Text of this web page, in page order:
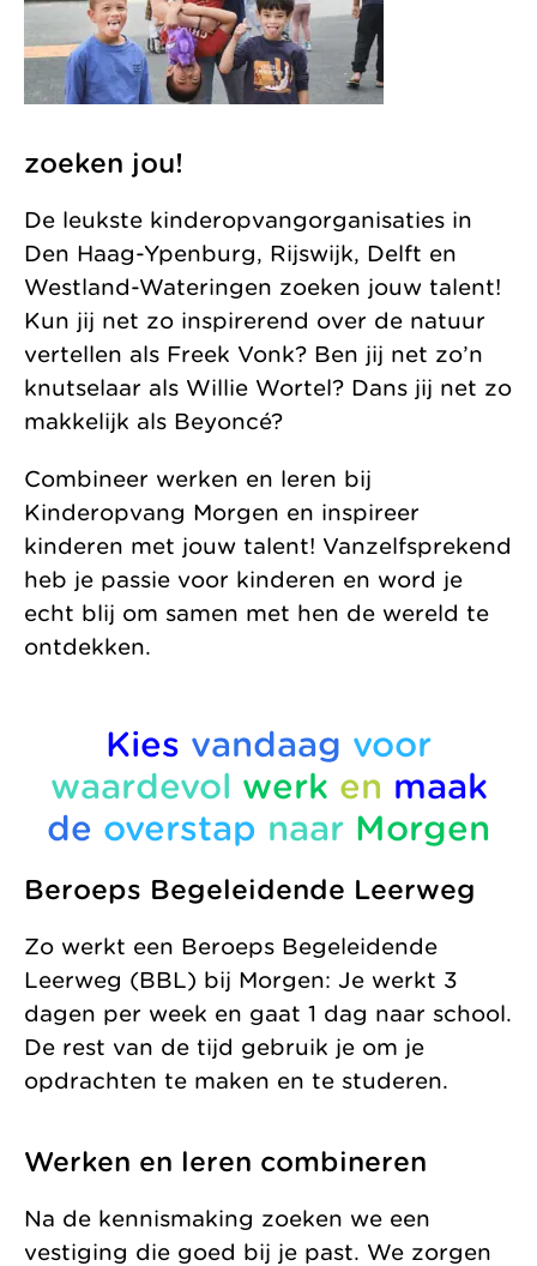
zoeken jou!
De leukste kinderopvangorganisaties in
Den Haag-Ypenburg, Rijswijk, Delft en
Westland-Wateringen zoeken jouw talent!
Kun jij net zo inspirerend over de natuur
vertellen als Freek Vonk? Ben jij net zo’n
knutselaar als Willie Wortel? Dans jij net zo
makkelijk als Beyoncé?
Combineer werken en leren bij
Kinderopvang Morgen en inspireer
kinderen met jouw talent! Vanzelfsprekend
heb je passie voor kinderen en word je
echt blij om samen met hen de wereld te
ontdekken.
Kies vandaag voor
waardevol werk en maak
de overstap naar Morgen
Beroeps Begeleidende Leerweg
Zo werkt een Beroeps Begeleidende
Leerweg (BBL) bij Morgen: Je werkt 3
dagen per week en gaat 1 dag naar school.
De rest van de tijd gebruik je om je
opdrachten te maken en te studeren.
Werken en leren combineren
Na de kennismaking zoeken we een
vestiging die goed bij je past. We zorgen